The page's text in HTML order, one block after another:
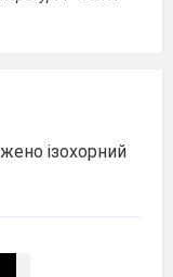
ізохорний